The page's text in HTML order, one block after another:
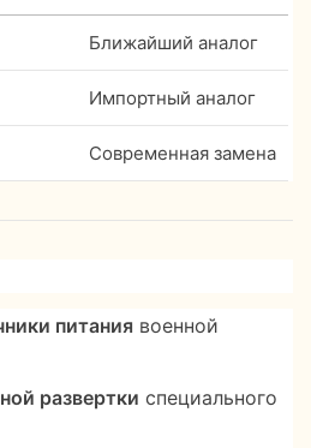
Ближайший аналог
Импортный аналог
Современная замена
питания военной
развертки специального